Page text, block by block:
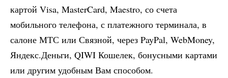
картой Visa, MasterCard, Maestro, со счета
мобильного телефона, с платежного терминала, в
салоне МТС или Связной, через PayPal, WebMoney,
Яндекс.Деньги, QIWI Кошелек, бонусными картами
или другим удобным Вам способом.